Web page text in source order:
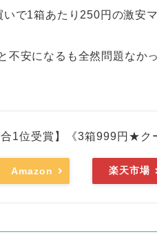
いで1箱あたり250円の激安
不安になるも全然問題なか
合1位受賞】《3箱999円★
Amazon 楽天市場